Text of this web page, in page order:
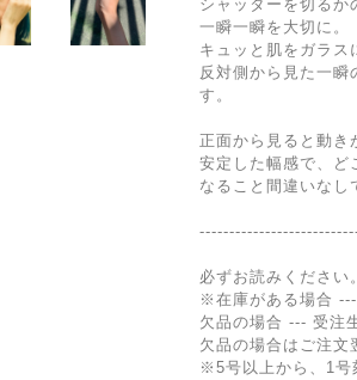
シャッターを切るか
一瞬一瞬を大切に。
キュッと肌をガラス
反対側から見た一瞬
す。
正面から見ると動き
安定した幅感で、ど
なること間違いなし
必ずお読みください。
※在庫がある場合
欠品の場合 --- 受注
欠品の場合はご注文
※5号以上から、1号